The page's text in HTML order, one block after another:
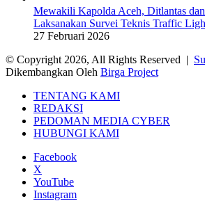
Mewakili Kapolda Aceh, Ditlantas
Laksanakan Survei Teknis Traffic
27 Februari 2026
© Copyright 2026, All Rights Reserved |
Dikembangkan Oleh Birga Project
TENTANG KAMI
REDAKSI
PEDOMAN MEDIA CYBER
HUBUNGI KAMI
Facebook
X
YouTube
Instagram